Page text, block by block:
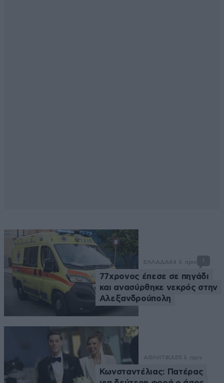
ΕΛΛΑΔΑ44 λ. πριν 1
77χρονος έπεσε σε πηγάδι
και ανασύρθηκε νεκρός στην
Αλεξανδρούπολη
ΑΘΛΗΤΙΚΑ55 λ. πριν
Κωνσταντέλιας: Πατέρας